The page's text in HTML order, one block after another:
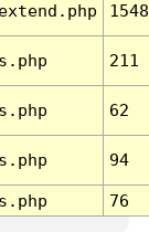
1548
211
62
94
76